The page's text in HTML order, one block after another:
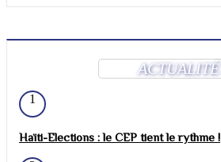
ACTUALITÉ
1
Haïti-Elections : le CEP tient le rythme !